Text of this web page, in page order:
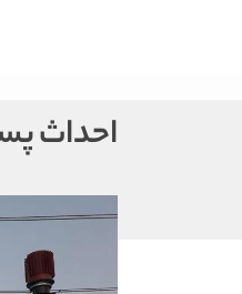
احداث پست 63 کیلو ولت